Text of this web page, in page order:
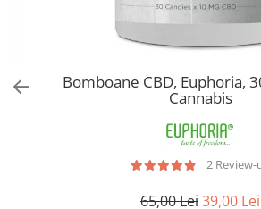
Bomboane CBD, Euphoria,
Cannabis
2 Review-
65,00 Lei39,00 Lei